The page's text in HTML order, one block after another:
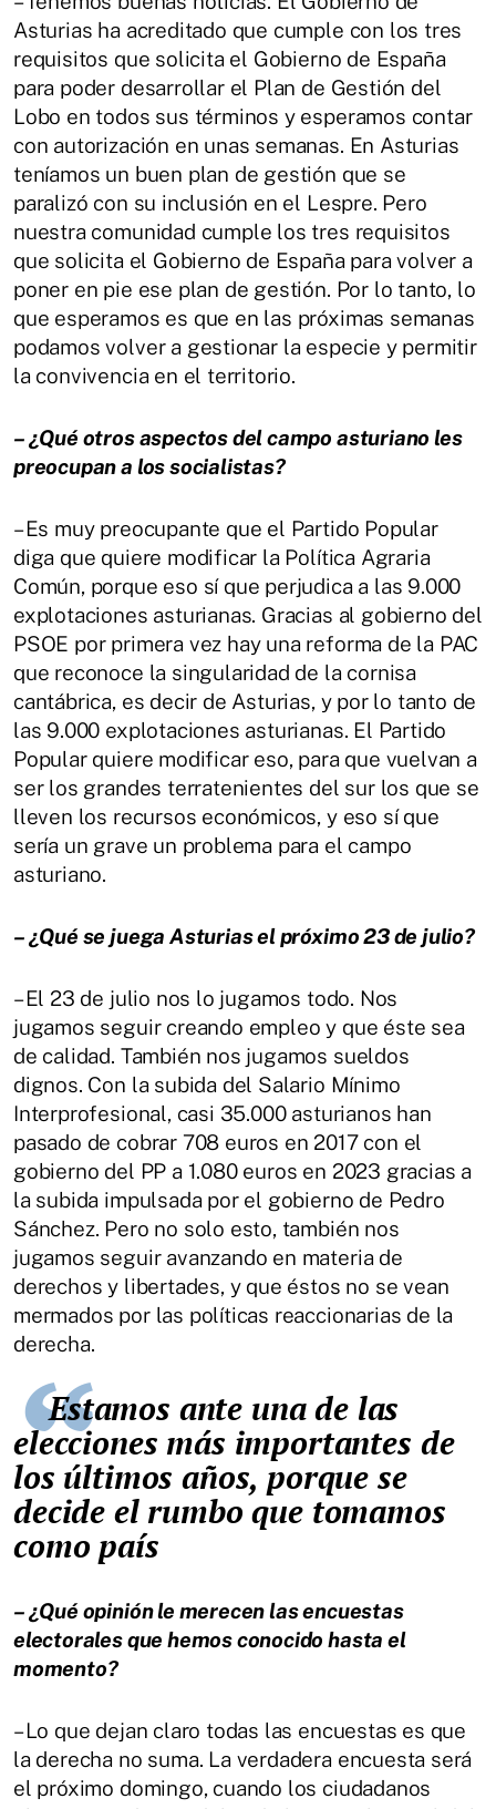
Asturias ha acreditado que cumple con los tres
requisitos que solicita el Gobierno de España
para poder desarrollar el Plan de Gestión del
Lobo en todos sus términos y esperamos contar
con autorización en unas semanas. En Asturias
teníamos un buen plan de gestión que se
paralizó con su inclusión en el Lespre. Pero
nuestra comunidad cumple los tres requisitos
que solicita el Gobierno de España para volver a
poner en pie ese plan de gestión. Por lo tanto, lo
que esperamos es que en las próximas semanas
podamos volver a gestionar la especie y permitir
la convivencia en el territorio.
– ¿Qué otros aspectos del campo asturiano les
preocupan a los socialistas?
– Es muy preocupante que el Partido Popular
diga que quiere modificar la Política Agraria
Común, porque eso sí que perjudica a las 9.000
explotaciones asturianas. Gracias al gobierno del
PSOE por primera vez hay una reforma de la PAC
que reconoce la singularidad de la cornisa
cantábrica, es decir de Asturias, y por lo tanto de
las 9.000 explotaciones asturianas. El Partido
Popular quiere modificar eso, para que vuelvan a
ser los grandes terratenientes del sur los que se
lleven los recursos económicos, y eso sí que
sería un grave un problema para el campo
asturiano.
– ¿Qué se juega Asturias el próximo 23 de julio?
– El 23 de julio nos lo jugamos todo. Nos
jugamos seguir creando empleo y que éste sea
de calidad. También nos jugamos sueldos
dignos. Con la subida del Salario Mínimo
Interprofesional, casi 35.000 asturianos han
pasado de cobrar 708 euros en 2017 con el
gobierno del PP a 1.080 euros en 2023 gracias a
la subida impulsada por el gobierno de Pedro
Sánchez. Pero no solo esto, también nos
jugamos seguir avanzando en materia de
derechos y libertades, y que éstos no se vean
mermados por las políticas reaccionarias de la
derecha.
Estamos ante una de las
elecciones más importantes de
los últimos años, porque se
decide el rumbo que tomamos
como país
– ¿Qué opinión le merecen las encuestas
electorales que hemos conocido hasta el
momento?
– Lo que dejan claro todas las encuestas es que
la derecha no suma. La verdadera encuesta será
el próximo domingo, cuando los ciudadanos